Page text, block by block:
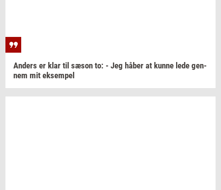
An­ders er klar til sæson to: - Jeg håber at kunne lede gen­
nem mit ek­sem­pel